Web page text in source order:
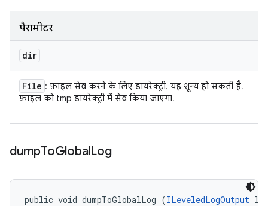
पैरामीटर
dir
File : फ़ाइल सेव करने के लिए डायरेक्ट्री. यह शून्य हो सकती है.
फ़ाइल को tmp डायरेक्ट्री में सेव किया जाएगा.
dumpToGlobalLog
public void dumpToGlobalLog (ILeveledLogOutput